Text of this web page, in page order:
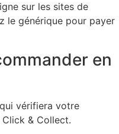
sur les sites de
le générique pour payer
en
vérifiera votre
& Collect.